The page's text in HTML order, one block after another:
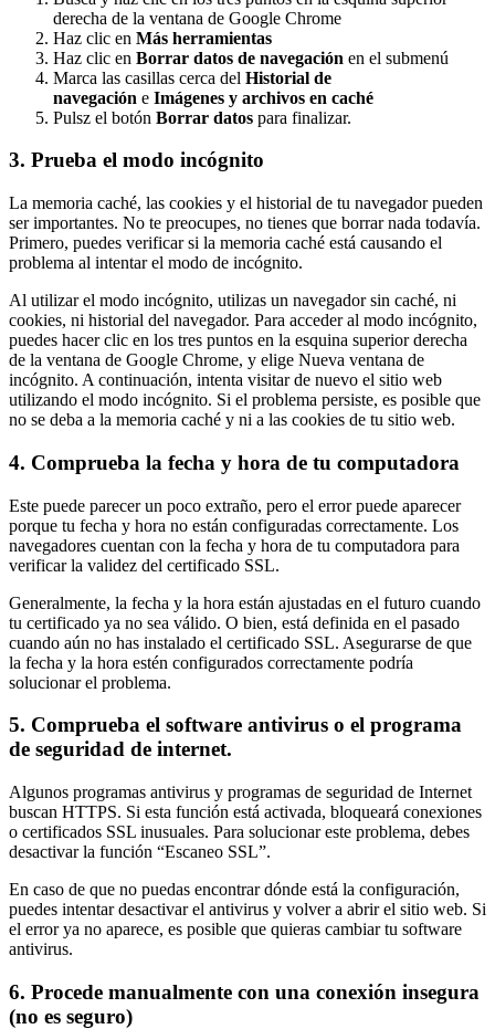
derecha de la ventana de Google Chrome
Haz clic en Más herramientas
Haz clic en Borrar datos de navegación en el submenú
Marca las casillas cerca del Historial de
navegación e Imágenes y archivos en caché
Pulsz el botón Borrar datos para finalizar.
3. Prueba el modo incógnito
La memoria caché, las cookies y el historial de tu navegador pueden
ser importantes. No te preocupes, no tienes que borrar nada todavía.
Primero, puedes verificar si la memoria caché está causando el
problema al intentar el modo de incógnito.
Al utilizar el modo incógnito, utilizas un navegador sin caché, ni
cookies, ni historial del navegador. Para acceder al modo incógnito,
puedes hacer clic en los tres puntos en la esquina superior derecha
de la ventana de Google Chrome, y elige Nueva ventana de
incógnito. A continuación, intenta visitar de nuevo el sitio web
utilizando el modo incógnito. Si el problema persiste, es posible que
no se deba a la memoria caché y ni a las cookies de tu sitio web.
4. Comprueba la fecha y hora de tu computadora
Este puede parecer un poco extraño, pero el error puede aparecer
porque tu fecha y hora no están configuradas correctamente. Los
navegadores cuentan con la fecha y hora de tu computadora para
verificar la validez del certificado SSL.
Generalmente, la fecha y la hora están ajustadas en el futuro cuando
tu certificado ya no sea válido. O bien, está definida en el pasado
cuando aún no has instalado el certificado SSL. Asegurarse de que
la fecha y la hora estén configurados correctamente podría
solucionar el problema.
5. Comprueba el software antivirus o el programa
de seguridad de internet.
Algunos programas antivirus y programas de seguridad de Internet
buscan HTTPS. Si esta función está activada, bloqueará conexiones
o certificados SSL inusuales. Para solucionar este problema, debes
desactivar la función “Escaneo SSL”.
En caso de que no puedas encontrar dónde está la configuración,
puedes intentar desactivar el antivirus y volver a abrir el sitio web. Si
el error ya no aparece, es posible que quieras cambiar tu software
antivirus.
6. Procede manualmente con una conexión insegura
(no es seguro)